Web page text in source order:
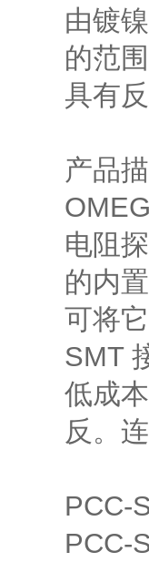
由镀
的范
具有
产品
电阻
的内
可将
SMT
低成
反。
PCC-
PCC-